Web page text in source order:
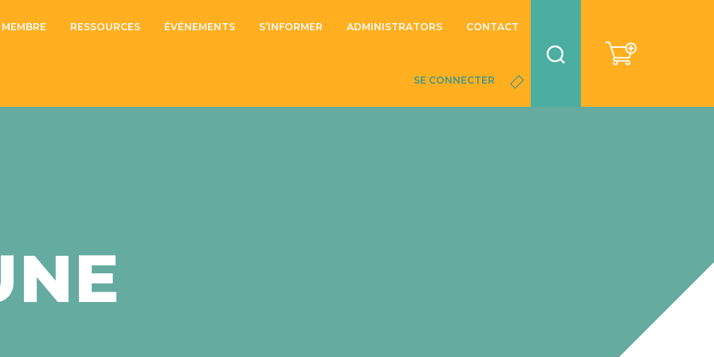
RESSOURCES ÉVÉNEMENTS S’INFORMER ADMINISTRATORS CONTACT
SE CONNECTER